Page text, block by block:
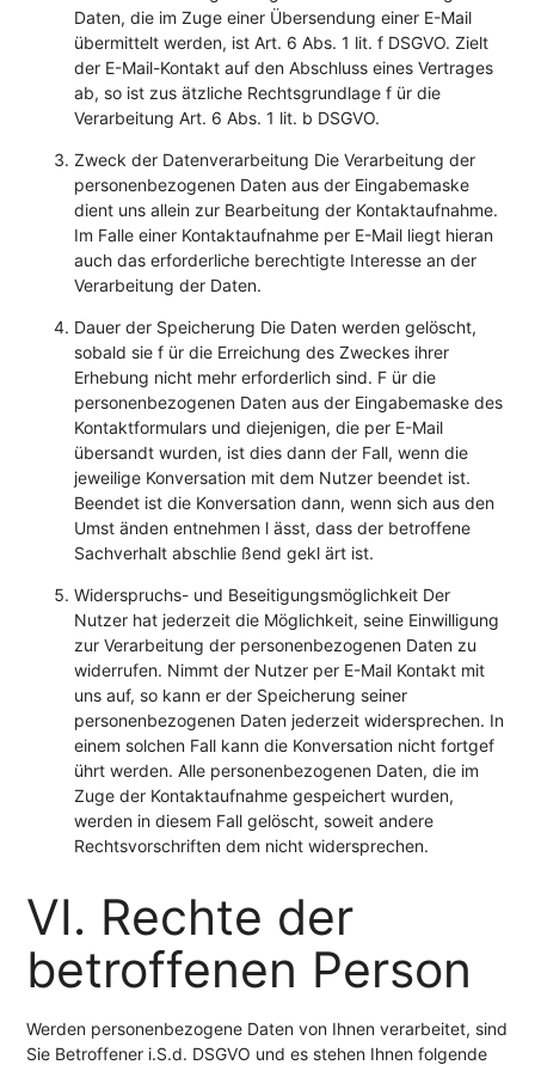
Daten, die im Zuge einer Übersendung einer E-Mail
übermittelt werden, ist Art. 6 Abs. 1 lit. f DSGVO. Zielt
der E-Mail-Kontakt auf den Abschluss eines Vertrages
ab, so ist zus ätzliche Rechtsgrundlage f ür die
Verarbeitung Art. 6 Abs. 1 lit. b DSGVO.
Zweck der Datenverarbeitung Die Verarbeitung der
personenbezogenen Daten aus der Eingabemaske
dient uns allein zur Bearbeitung der Kontaktaufnahme.
Im Falle einer Kontaktaufnahme per E-Mail liegt hieran
auch das erforderliche berechtigte Interesse an der
Verarbeitung der Daten.
Dauer der Speicherung Die Daten werden gelöscht,
sobald sie f ür die Erreichung des Zweckes ihrer
Erhebung nicht mehr erforderlich sind. F ür die
personenbezogenen Daten aus der Eingabemaske des
Kontaktformulars und diejenigen, die per E-Mail
übersandt wurden, ist dies dann der Fall, wenn die
jeweilige Konversation mit dem Nutzer beendet ist.
Beendet ist die Konversation dann, wenn sich aus den
Umst änden entnehmen l ässt, dass der betroffene
Sachverhalt abschlie ßend gekl ärt ist.
Widerspruchs- und Beseitigungsmöglichkeit Der
Nutzer hat jederzeit die Möglichkeit, seine Einwilligung
zur Verarbeitung der personenbezogenen Daten zu
widerrufen. Nimmt der Nutzer per E-Mail Kontakt mit
uns auf, so kann er der Speicherung seiner
personenbezogenen Daten jederzeit widersprechen. In
einem solchen Fall kann die Konversation nicht fortgef
ührt werden. Alle personenbezogenen Daten, die im
Zuge der Kontaktaufnahme gespeichert wurden,
werden in diesem Fall gelöscht, soweit andere
Rechtsvorschriften dem nicht widersprechen.
VI. Rechte der
betroffenen Person
Werden personenbezogene Daten von Ihnen verarbeitet, sind
Sie Betroffener i.S.d. DSGVO und es stehen Ihnen folgende